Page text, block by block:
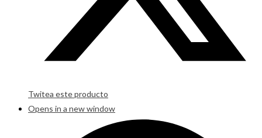
Twitea este producto
Opens in a new window